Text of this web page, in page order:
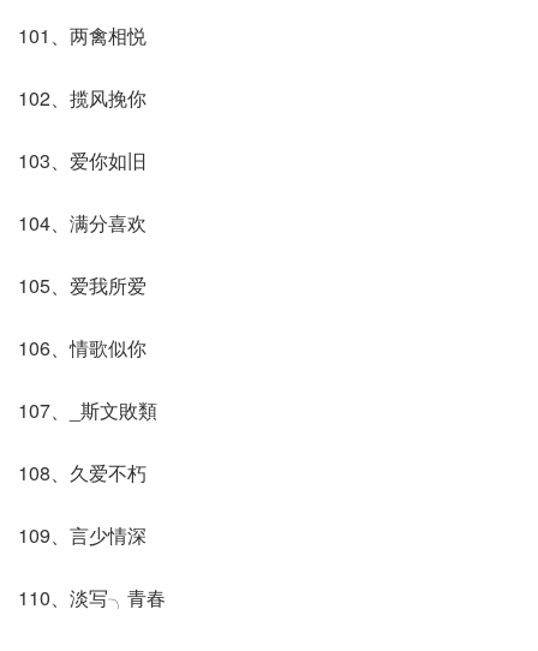
101、两禽相悦
102、揽风挽你
103、爱你如旧
104、满分喜欢
105、爱我所爱
106、情歌似你
107、_斯文敗類
108、久爱不朽
109、言少情深
110、淡写╮青春